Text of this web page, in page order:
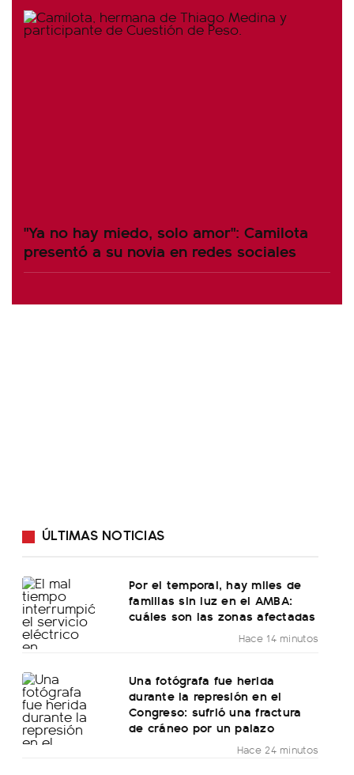
"Ya no hay miedo, solo amor": Camilota
presentó a su novia en redes sociales
ÚLTIMAS NOTICIAS
Por el temporal, hay miles de
familias sin luz en el AMBA:
cuáles son las zonas afectadas
Hace 14 minutos
Una fotógrafa fue herida
durante la represión en el
Congreso: sufrió una fractura
de cráneo por un palazo
Hace 24 minutos